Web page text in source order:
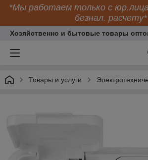
*Мы работаем только с
безнал. расчету*
Хозяйственно и бытовые товары
Товары и услуги